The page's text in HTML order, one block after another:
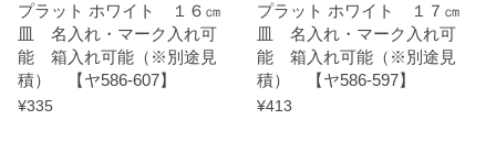
プラット ホワイト １６㎝
皿 名入れ・マーク入れ可
能 箱入れ可能（※別途見
積） 【ヤ586-607】
¥335
プラット ホワイト １７㎝
皿 名入れ・マーク入れ可
能 箱入れ可能（※別途見
積） 【ヤ586-597】
¥413